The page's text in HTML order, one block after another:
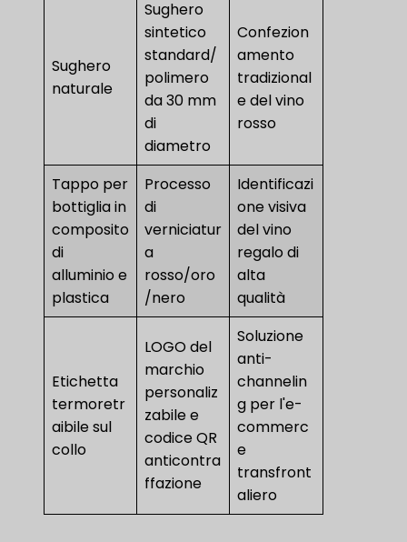
Sughero
naturale
Sughero
sintetico
standard/
polimero
da 30 mm
di
diametro
Confezion
amento
tradizional
e del vino
rosso
Tappo per
bottiglia in
composito
di
alluminio e
plastica
Processo
di
verniciatur
a
rosso/oro
/nero
Identificazi
one visiva
del vino
regalo di
alta
qualità
Etichetta
termoretr
aibile sul
collo
LOGO del
marchio
personaliz
zabile e
codice QR
anticontra
ffazione
Soluzione
anti-
channelin
g per l'e-
commerc
e
transfront
aliero